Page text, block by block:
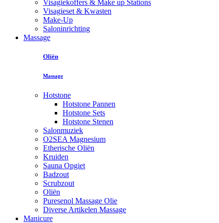
Visagiekoffers & Make up Stations
Visagieset & Kwasten
Make-Up
Saloninrichting
Massage
Oliën
Massage
Hotstone
Hotstone Pannen
Hotstone Sets
Hotstone Stenen
Salonmuziek
O2SEA Magnesium
Etherische Oliën
Kruiden
Sauna Opgiet
Badzout
Scrubzout
Oliën
Puresenol Massage Olie
Diverse Artikelen Massage
Manicure